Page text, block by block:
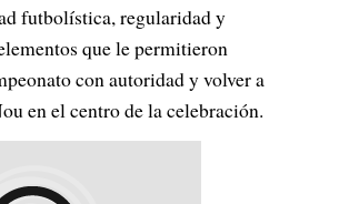
futbolística, regularidad y
que le permitieron
con autoridad y volver a
en el centro de la celebración.